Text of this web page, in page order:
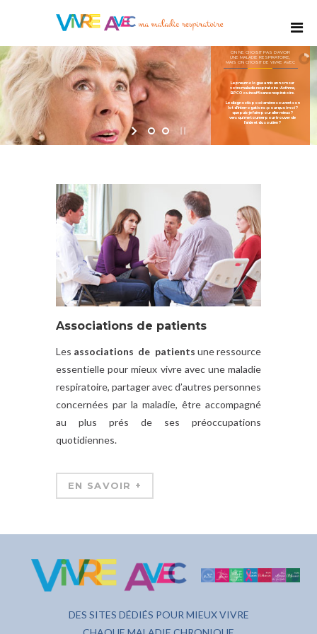
ON NE CHOISIT PAS D'AVOIR
UNE MALADIE RESPIRATOIRE,
MAIS ON CHOISIT DE VIVRE AVEC
Le pneumologue a mis un nom sur
votre maladie respiratoire : Asthme,
BPCO ou insuffisance respiratoire.
Le diagnostic posé amène souvent son
lot d’interrogations : pourquoi moi ?
que puis-je faire pour aller mieux ?
vers qui me tourner pour trouver de
l’aide et du soutien ?
Associations de patients
Les associations de patients une ressource
essentielle pour mieux vivre avec une maladie
respiratoire, partager avec d’autres personnes
concernées par la maladie, être accompagné
au plus prés de ses préoccupations
quotidiennes.
EN SAVOIR +
DES SITES DÉDIÉS POUR MIEUX VIVRE